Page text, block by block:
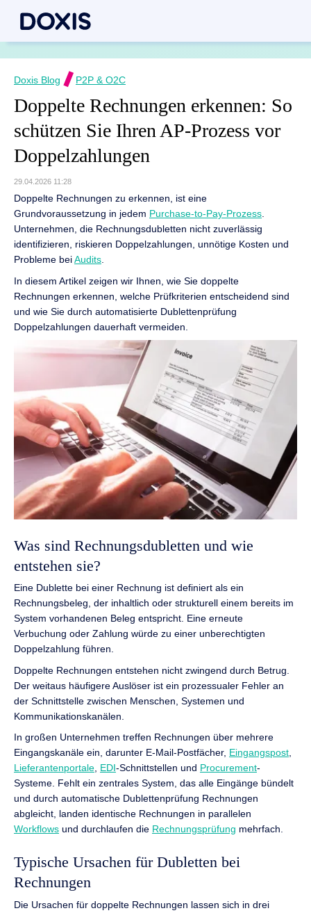
Doxis Blog P2P & O2C
Doppelte Rechnungen erkennen: So
schützen Sie Ihren AP-Prozess vor
Doppelzahlungen
29.04.2026 11:28
Doppelte Rechnungen zu erkennen, ist eine
Grundvoraussetzung in jedem Purchase-to-Pay-Prozess.
Unternehmen, die Rechnungsdubletten nicht zuverlässig
identifizieren, riskieren Doppelzahlungen, unnötige Kosten und
Probleme beiAudits.
In diesem Artikel zeigen wir Ihnen, wie Sie doppelte
Rechnungen erkennen, welche Prüfkriterien entscheidend sind
und wie Sie durch automatisierte Dublettenprüfung
Doppelzahlungen dauerhaft vermeiden.
Was sind Rechnungsdubletten und wie
entstehen sie?
Eine Dublette bei einer Rechnung ist definiert als ein
Rechnungsbeleg, der inhaltlich oder strukturell einem bereits im
System vorhandenen Beleg entspricht. Eine erneute
Verbuchung oder Zahlung würde zu einer unberechtigten
Doppelzahlung führen.
Doppelte Rechnungen entstehen nicht zwingend durch Betrug.
Der weitaus häufigere Auslöser ist ein prozessualer Fehler an
der Schnittstelle zwischen Menschen, Systemen und
Kommunikationskanälen.
In großen Unternehmen treffen Rechnungen über mehrere
Eingangskanäle ein, darunter E-Mail-Postfächer, Eingangspost
Lieferantenportale EDI-Schnittstellen und Procurement-
Systeme. Fehlt ein zentrales System, das alle Eingänge bündelt
und durch automatische Dublettenprüfung Rechnungen
abgleicht, landen identische Rechnungen in parallelen
Workflows und durchlaufen die Rechnungsprüfung mehrfach.
Typische Ursachen für Dubletten bei
Rechnungen
Die Ursachen für doppelte Rechnungen lassen sich in drei